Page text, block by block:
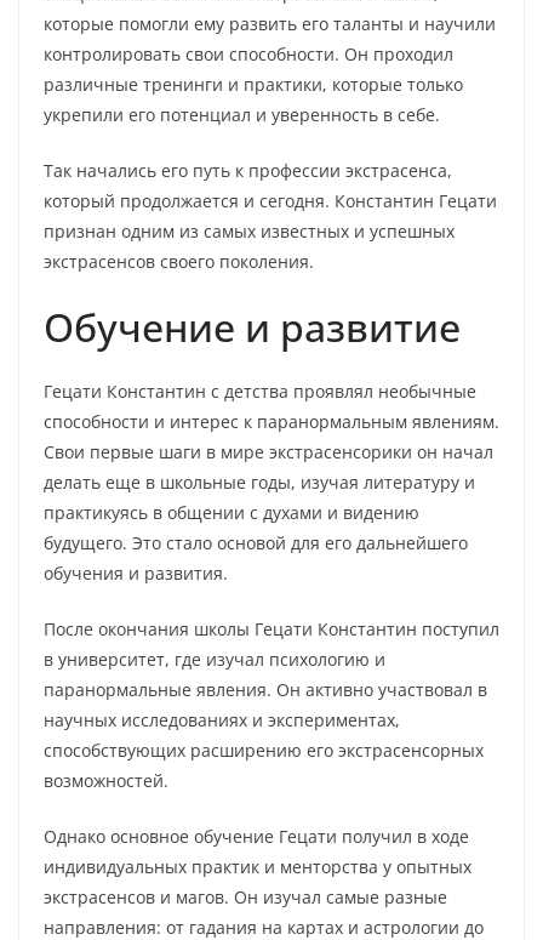
которые помогли ему развить его таланты и научили
контролировать свои способности. Он проходил
различные тренинги и практики, которые только
укрепили его потенциал и уверенность в себе.
Так начались его путь к профессии экстрасенса,
который продолжается и сегодня. Константин Гецати
признан одним из самых известных и успешных
экстрасенсов своего поколения.
Обучение и развитие
Гецати Константин с детства проявлял необычные
способности и интерес к паранормальным явлениям.
Свои первые шаги в мире экстрасенсорики он начал
делать еще в школьные годы, изучая литературу и
практикуясь в общении с духами и видению
будущего. Это стало основой для его дальнейшего
обучения и развития.
После окончания школы Гецати Константин поступил
в университет, где изучал психологию и
паранормальные явления. Он активно участвовал в
научных исследованиях и экспериментах,
способствующих расширению его экстрасенсорных
возможностей.
Однако основное обучение Гецати получил в ходе
индивидуальных практик и менторства у опытных
экстрасенсов и магов. Он изучал самые разные
направления: от гадания на картах и астрологии до